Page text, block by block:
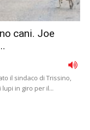
cani. Joe
il sindaco di Trissino,
in giro per il...